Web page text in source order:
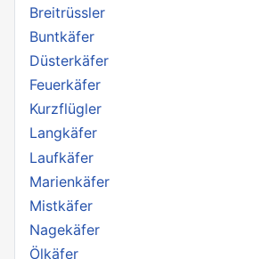
Breitrüssler
Buntkäfer
Düsterkäfer
Feuerkäfer
Kurzflügler
Langkäfer
Laufkäfer
Marienkäfer
Mistkäfer
Nagekäfer
Ölkäfer